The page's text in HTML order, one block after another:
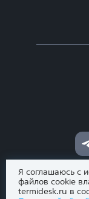
Я соглашаюсь с
файлов cookie
termidesk.ru в